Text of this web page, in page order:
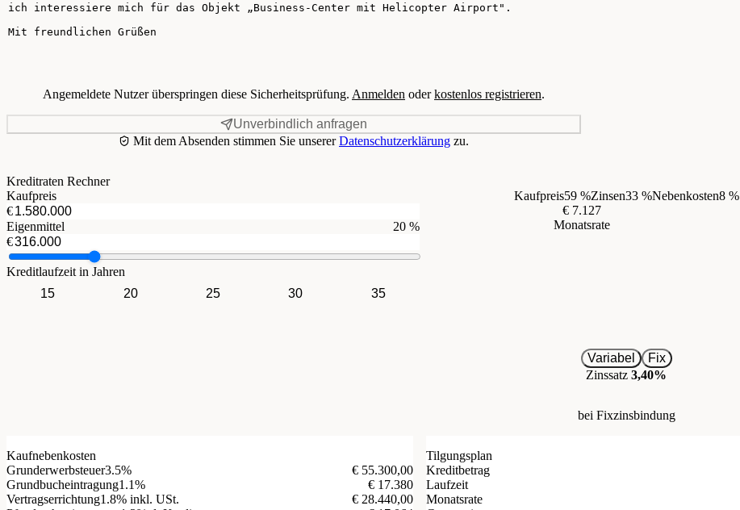
Angemeldete Nutzer überspringen diese Sicherheitsprüfung. Anmelden oderkostenlos registrieren.
Unverbindlich anfragen
Mit dem Absenden stimmen Sie unsererDatenschutzerklärung zu.
Kreditraten Rechner
Kaufpreis
€
Eigenmittel
20 %
€
Kreditlaufzeit in Jahren
15
20 25 30 35
Kaufpreis59 %Zinsen33 %Nebenkosten8 %
€ 7.127
Monatsrate
Variabel
Fix
Zinssatz 3,40%
bei Fixzinsbindung
Kaufnebenkosten
Grunderwerbsteuer3.5%
€ 55.300,00
Grundbucheintragung1.1%
€ 17.380
Vertragserrichtung1.8% inkl. USt.
€ 28.440,00
Tilgungsplan
Kreditbetrag
Laufzeit
Monatsrate